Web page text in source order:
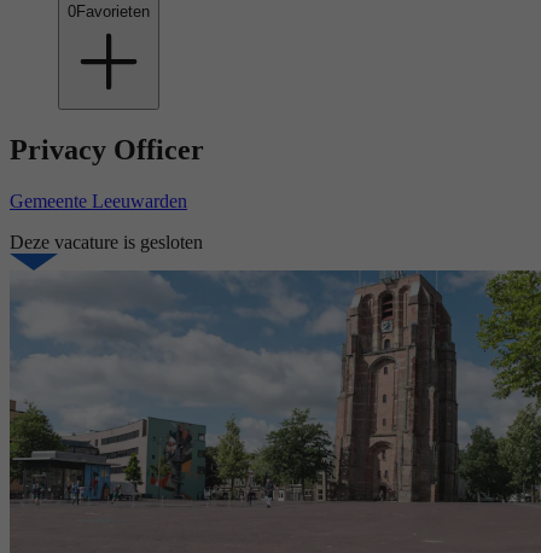
0Favorieten
Privacy Officer
Gemeente Leeuwarden
Deze vacature is gesloten